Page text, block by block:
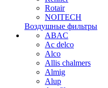
Rotair
NOITECH
Воздушные фильтры
ABAC
Ac delco
Alco
Allis chalmers
Almig
Alup